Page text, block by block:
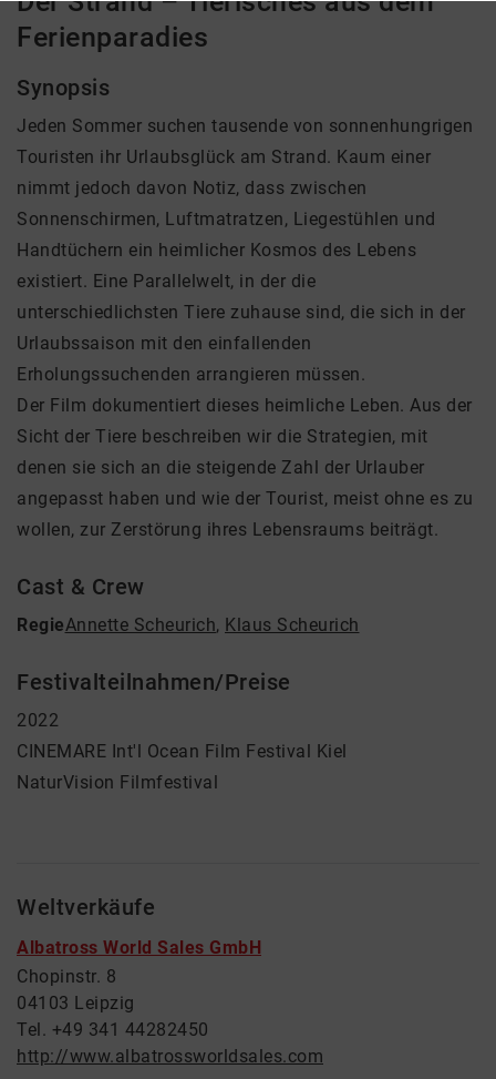
Ferienparadies
Synopsis
Jeden Sommer suchen tausende von sonnenhungrigen
Touristen ihr Urlaubsglück am Strand. Kaum einer
nimmt jedoch davon Notiz, dass zwischen
Sonnenschirmen, Luftmatratzen, Liegestühlen und
Handtüchern ein heimlicher Kosmos des Lebens
existiert. Eine Parallelwelt, in der die
unterschiedlichsten Tiere zuhause sind, die sich in der
Urlaubssaison mit den einfallenden
Erholungssuchenden arrangieren müssen.
Der Film dokumentiert dieses heimliche Leben. Aus der
Sicht der Tiere beschreiben wir die Strategien, mit
denen sie sich an die steigende Zahl der Urlauber
angepasst haben und wie der Tourist, meist ohne es zu
wollen, zur Zerstörung ihres Lebensraums beiträgt.
Cast & Crew
RegieAnnette Scheurich, Klaus Scheurich
Festivalteilnahmen/Preise
2022
CINEMARE Int'l Ocean Film Festival Kiel
NaturVision Filmfestival
Weltverkäufe
Albatross World Sales GmbH
Chopinstr. 8
04103 Leipzig
Tel. +49 341 44282450
http://www.albatrossworldsales.com